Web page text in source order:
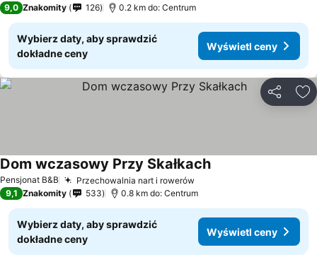
9,0 Znakomity 126 0.2 km do: Centrum
Wybierz daty, aby sprawdzić
dokładne ceny
Wyświetl ceny
Pensjonat B&B Przechowalnia nart i rowerów
Dom wczasowy Przy Skałkach
9,1 Znakomity 533 0.8 km do: Centrum
Wybierz daty, aby sprawdzić
dokładne ceny
Wyświetl ceny